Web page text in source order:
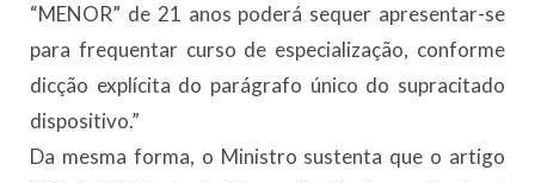
“MENOR” de 21 anos poderá sequer apresentar-se
para frequentar curso de especialização, conforme
dicção explícita do parágrafo único do supracitado
dispositivo.”
Da mesma forma, o Ministro sustenta que o artigo